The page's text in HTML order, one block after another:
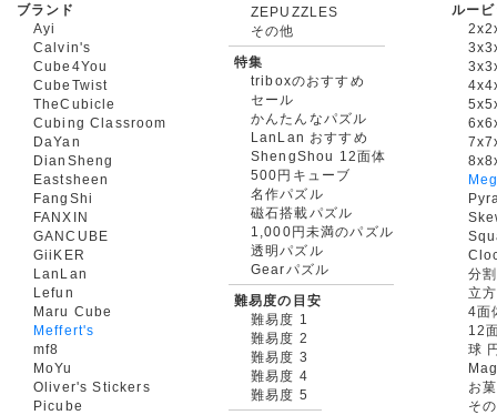
ブランド
Ayi
Calvin's
Cube4You
CubeTwist
TheCubicle
Cubing Classroom
DaYan
DianSheng
Eastsheen
FangShi
FANXIN
GANCUBE
GiiKER
LanLan
Lefun
Maru Cube
Meffert's
mf8
MoYu
Oliver's Stickers
Picube
ZEPUZZLES
その他
特集
triboxのおすすめ
セール
かんたんなパズル
LanLan おすすめ
ShengShou 12面体
500円キューブ
名作パズル
磁石搭載パズル
1,000円未満のパズル
透明パズル
Gearパズル
難易度の目安
難易度 1
難易度 2
難易度 3
難易度 4
難易度 5
ルー
分
立
4面
12
球
お
そ